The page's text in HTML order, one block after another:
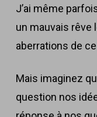
J’ai même
un mauvais rêve
aberrations de
Mais imaginez
question nos